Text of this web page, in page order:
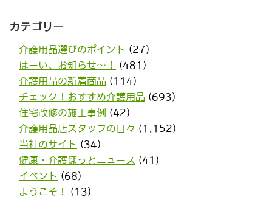
カテゴリー
介護用品選びのポイント (27)
はーい、お知らせ〜！
(481)
介護用品の新着商品 (114)
チェック！おすすめ介護用品 (693)
住宅改修の施工事例 (42)
介護用品店スタッフの日々 (1,152)
当社のサイト (34)
健康・介護ほっとニュース (41)
イベント (68)
ようこそ！
(13)